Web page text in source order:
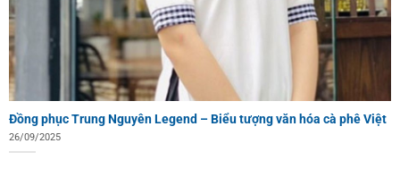
Đồng phục Trung Nguyên Legend – Biểu tượng văn hóa cà phê Việt
26/09/2025